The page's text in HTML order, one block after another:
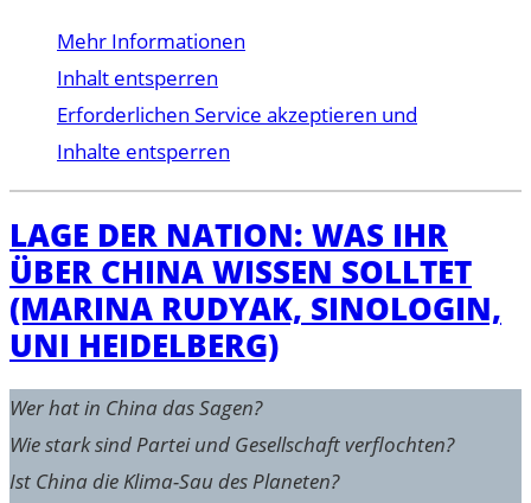
Mehr Informationen
Inhalt entsperren
Erforderlichen Service akzeptieren und
Inhalte entsperren
LAGE DER NATION: WAS IHR
ÜBER CHINA WISSEN SOLLTET
(MARINA RUDYAK, SINOLOGIN,
UNI HEIDELBERG)
Wer hat in China das Sagen?
Wie stark sind Partei und Gesellschaft verflochten?
Ist China die Klima-Sau des Planeten?